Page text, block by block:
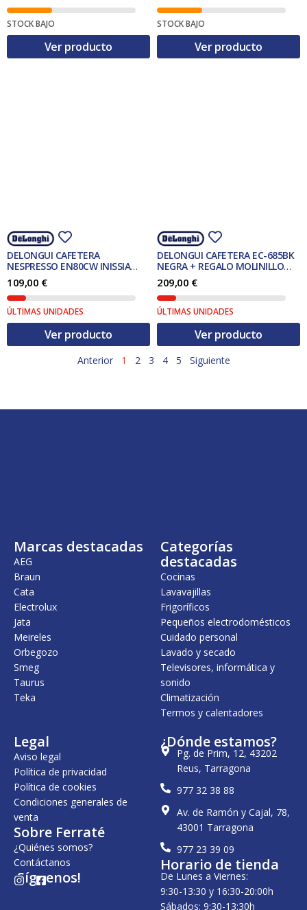
STOCK BAJO
Ver producto
STOCK BAJO
Ver producto
DELONGUI CAFETERA
NESPRESSO EN80CW INISSIA
CREMA
109,00 €
ÚLTIMAS UNIDADES
Ver producto
DELONGUI CAFETERA EC-685BK
NEGRA + REGALO MOLINILLO
KG200
209,00 €
ÚLTIMAS UNIDADES
Ver producto
Anterior 1 2 3 4 5 Siguiente
Marcas destacadas
AEG
Braun
Cata
Electrolux
Jata
Meireles
Orbegozo
Smeg
Taurus
Teka
Categorías
destacadas
Cocinas
Lavavajillas
Frigoríficos
Pequeños electrodomésticos
Cuidado personal
Lavado y secado
Televisores, informática y
sonido
Climatización
Termos y calentadores
Legal
Aviso legal
Política de privacidad
Política de cookies
Condiciones generales de
venta
Sobre Ferraté
¿Quiénes somos?
Contáctanos
¡Síguenos!
I F
¿Dónde estamos?
Pg. de Prim, 12, 43202
Reus, Tarragona
977 32 38 88
Av. de Ramón y Cajal, 78,
43001 Tarragona
977 23 39 09
Horario de tienda
De Lunes a Viernes:
9:30-13:30 y 16:30-20:00h
Sábados: 9:30-13:30h